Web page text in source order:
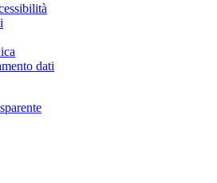
dati